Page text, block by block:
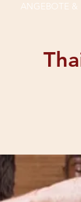
ANGEBOTE &